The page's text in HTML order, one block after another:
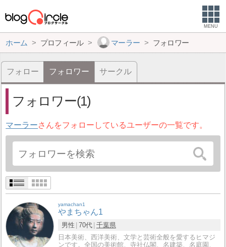
MENU
ホーム プロフィール マーラー フォロワー
フォロー フォロワー サークル
フォロワー(1)
マーラーさんをフォローしているユーザーの一覧です。
yamachan1
やまちゃん1
男性 70代 千葉県
日本美術、西洋美術、文学と芸術全般を愛するヒマジ
ンです。全国の美術館、寺社仏閣、名建築、名庭園、